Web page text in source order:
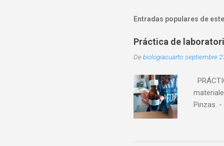
Entradas populares de
Práctica de
Debiologiacuarto septiembre
Pinzas.
bucal.
el